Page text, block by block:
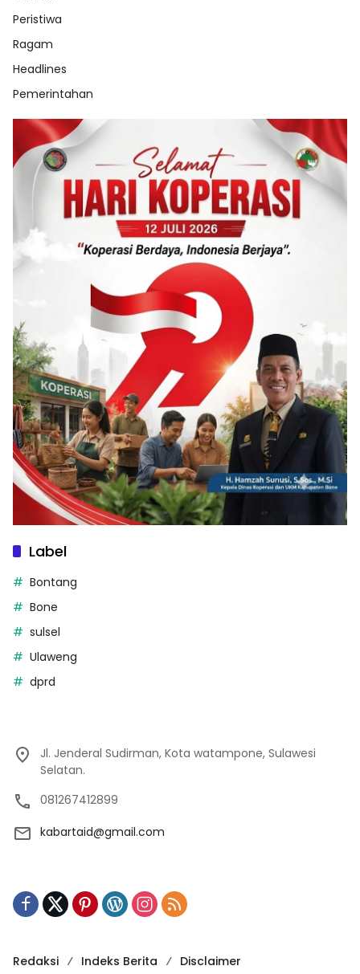
Peristiwa
Ragam
Headlines
Pemerintahan
Label
Bontang
Bone
sulsel
Ulaweng
dprd
Jl. Jenderal Sudirman, Kota watampone, Sulawesi
Selatan.
081267412899
kabartaid@gmail.com
Redaksi Indeks Berita Disclaimer